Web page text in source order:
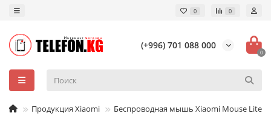
0 0
(+996) 701 088 000
0
Продукция Xiaomi Беспроводная мышь Xiaomi Mouse Lite